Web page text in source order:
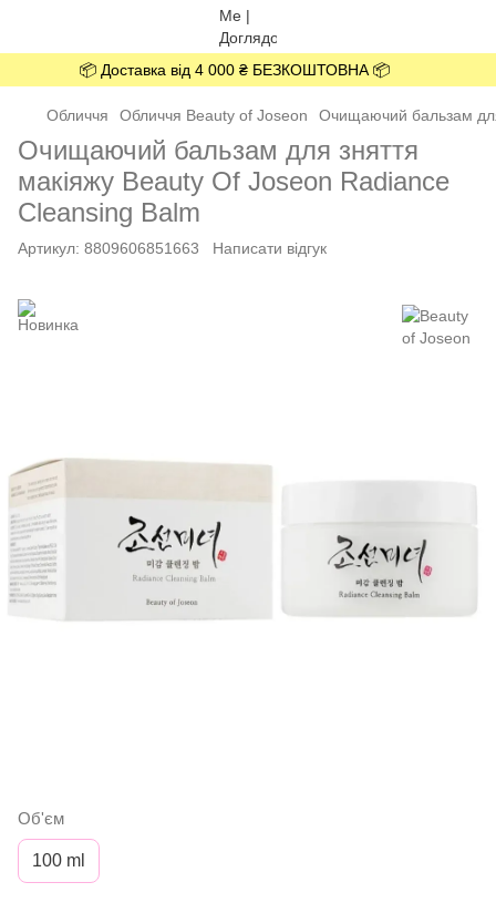
📦 Доставка від 4 000 ₴ БЕЗКОШТОВНА 📦
Обличчя Обличчя Beauty of Joseon Очищаючий бальзам
Очищаючий бальзам для зняття
макіяжу Beauty Of Joseon Radiance
Cleansing Balm
Артикул: 8809606851663 Написати відгук
Об'єм
100 ml